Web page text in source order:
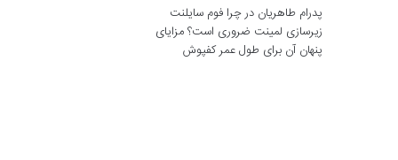
پدرام طاهریان درچرا فوم سایلنت
زیرسازی لمینت ضروری است؟ مزایای
پنهان آن برای طول عمر کفپوش